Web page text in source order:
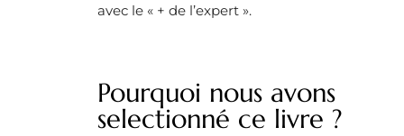
avec le « + de l’expert ».
Pourquoi nous avons
selectionné ce livre ?